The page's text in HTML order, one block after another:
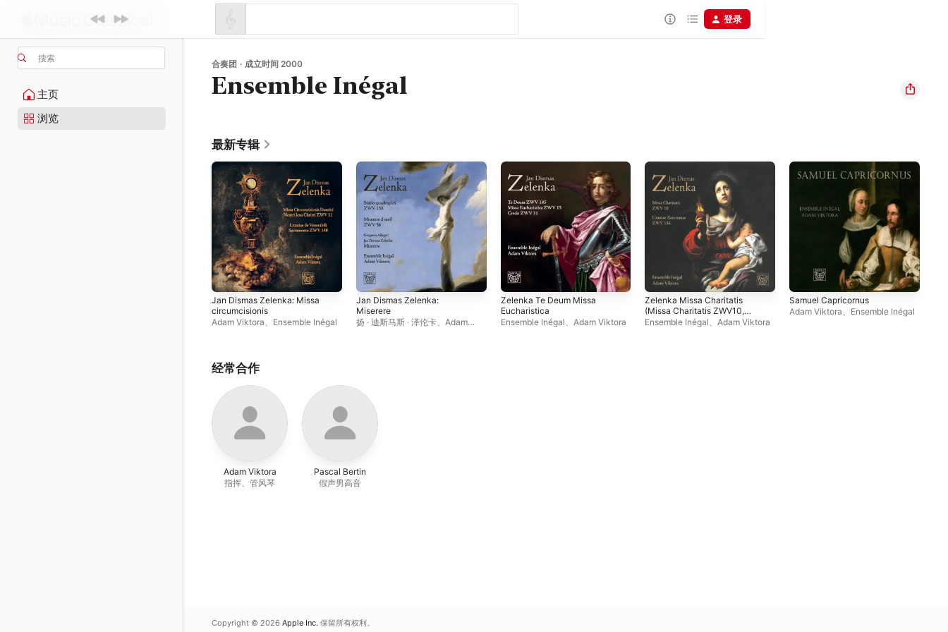
搜索
主页
浏览
登录
合奏团 · 成立时间 2000
Ensemble Inégal
最新专辑
Jan Dismas Zelenka: Missa
circumcisionis
Adam Viktora
Ensemble Inégal
Jan Dismas Zelenka:
Miserere
扬 · 迪斯马斯 · 泽伦卡、 Adam
Zelenka Te Deum Missa
Eucharistica
Ensemble Inégal
Adam Viktora
Zelenka Missa Charitatis
(Missa Charitatis ZWV10,
Litanie Xaverianae
Ensemble Inégal Adam Viktora
Samuel Capricornus
Adam Viktora
Ensemble Inégal
经常合作
Adam Viktora
指挥、管风琴
Pascal Bertin
假声男高音
Copyright © 2026 Apple Inc. 保留所有权利。